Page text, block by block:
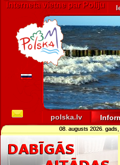
Interneta vietne par Poliju
polska.lv
08. augusts 2026.